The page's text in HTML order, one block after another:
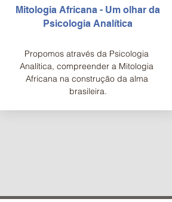
Mitologia Africana - Um olhar da
Psicologia Analítica
Propomos através da Psicologia
Analítica, compreender a Mitologia
Africana na construção da alma
brasileira.